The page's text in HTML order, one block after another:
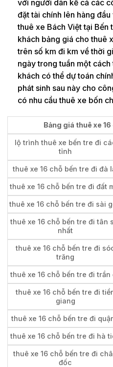
với người dân kể cả các
đặt tài chính lên hàng
thuê xe Bách Việt tại Bến
khách bảng giá cho thuê
trên số km đi km về thời
ngày trong tuần một
khách có thể dự toán
phát sinh sau này cho
có nhu cầu thuê xe bốn
Bảng giá thuê xe
lộ trình thuê xe bến tre đi
tỉnh
thuê xe 16 chỗ bến tre đi đà
thuê xe 16 chỗ bến tre đi đất
thuê xe 16 chỗ bến tre đi sài
thuê xe 16 chỗ bến tre đi tân
nhất
thuê xe 16 chỗ bến tre đi
trăng
thuê xe 16 chỗ bến tre đi trần
thuê xe 16 chỗ bến tre đi
giang
thuê xe 16 chỗ bến tre đi
thuê xe 16 chỗ bến tre đi hà
thuê xe 16 chỗ bến tre đi
đốc